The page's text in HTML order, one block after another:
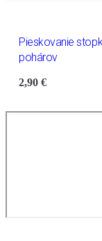
Pieskovanie
pohárov
2,90€